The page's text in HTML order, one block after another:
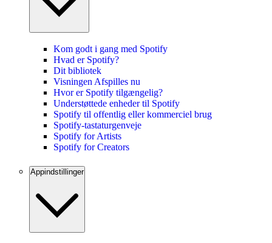
Kom godt i gang med Spotify
Hvad er Spotify?
Dit bibliotek
Visningen Afspilles nu
Hvor er Spotify tilgængelig?
Understøttede enheder til Spotify
Spotify til offentlig eller kommerciel brug
Spotify-tastaturgenveje
Spotify for Artists
Spotify for Creators
Appindstillinger